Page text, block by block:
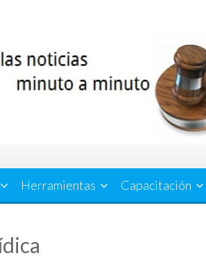
Herramientas Capacitación